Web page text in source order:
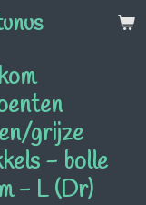
grijze
- bolle
- L (Dr)